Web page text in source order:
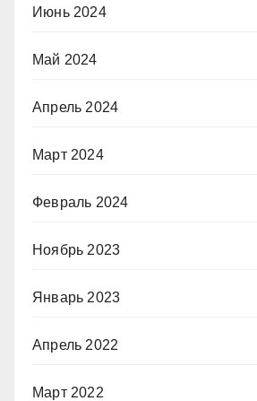
Июнь 2024
Май 2024
Апрель 2024
Март 2024
Февраль 2024
Ноябрь 2023
Январь 2023
Апрель 2022
Март 2022